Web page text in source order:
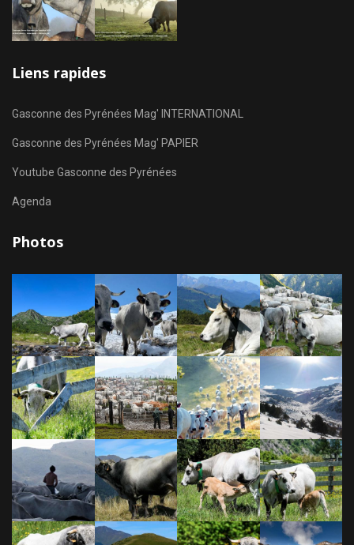
Liens rapides
Gasconne des Pyrénées Mag' INTERNATIONAL
Gasconne des Pyrénées Mag' PAPIER
Youtube Gasconne des Pyrénées
Agenda
Photos